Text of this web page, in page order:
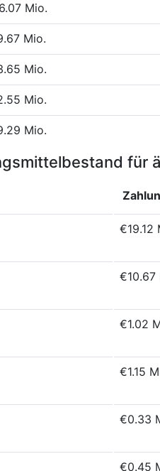
Mio.
Mio.
Mio.
Mio.
Mio.
für
€19.12
€10.67
€1.02
€1.15
€0.33
€0.45